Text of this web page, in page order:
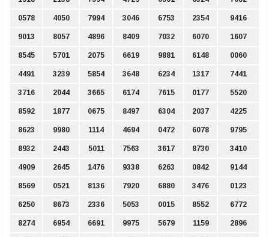
0578 4050 7994 3046 6753 2354 9416
9013 8057 4896 8409 7032 6070 1607
8545 5701 2075 6619 9881 6148 0060
4491 3239 5854 3648 6234 1317 7441
3716 2044 3665 6174 7615 0177 5520
8592 1877 0675 8497 6304 2037 4225
8623 9980 1114 4694 0472 6078 9795
8932 2443 5011 7563 3617 8730 3410
4909 2645 1476 9338 6263 0842 9144
8569 0521 8136 7920 6880 3476 0123
6250 8673 2336 5053 0015 8552 6772
8274 6954 6691 9975 5679 1159 2896